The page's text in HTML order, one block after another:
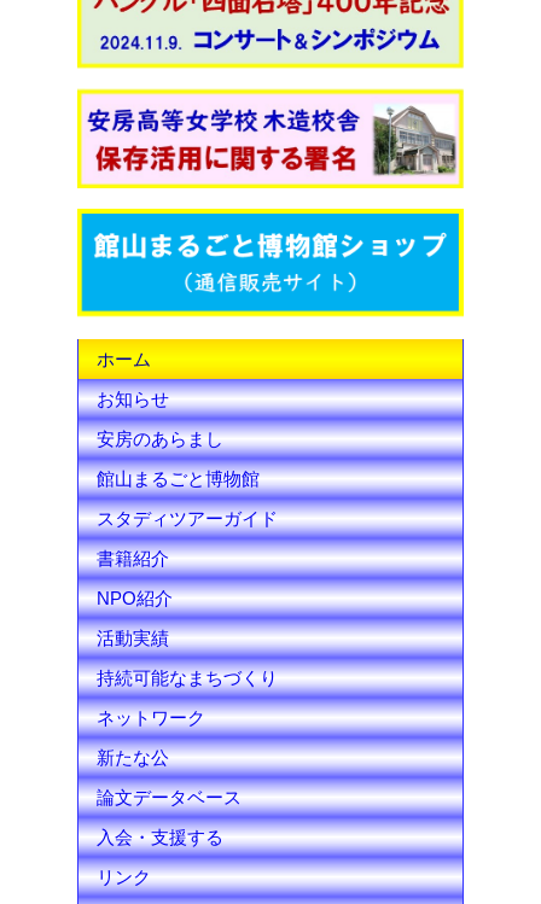
e
b
o
o
t
t
e
r
T
u
b
e
C
h
n
n
e
l
ホーム
お知らせ
安房のあらまし
館山まるごと博物館
スタディツアーガイド
書籍紹介
NPO紹介
活動実績
持続可能なまちづくり
ネットワーク
新たな公
論文データベース
入会・支援する
リンク